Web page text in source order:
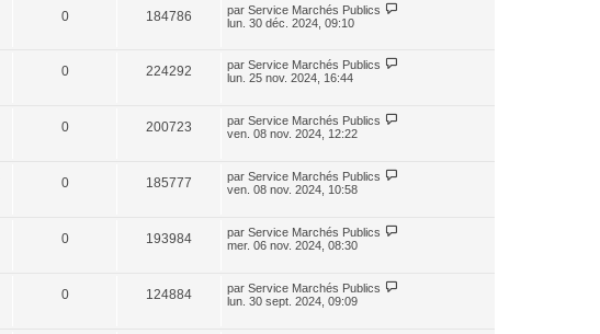
0 184786 par Service Marchés Publics
lun. 30 déc. 2024, 09:10
0 224292 par Service Marchés Publics
lun. 25 nov. 2024, 16:44
0 200723 par Service Marchés Publics
ven. 08 nov. 2024, 12:22
0 185777 par Service Marchés Publics
ven. 08 nov. 2024, 10:58
0 193984 par Service Marchés Publics
mer. 06 nov. 2024, 08:30
0 124884 par Service Marchés Publics
lun. 30 sept. 2024, 09:09